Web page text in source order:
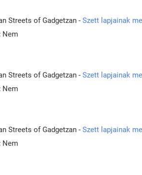
Streets of Gadgetzan - Szett lapjainak
Nem
Streets of Gadgetzan - Szett lapjainak
Nem
Streets of Gadgetzan - Szett lapjainak
Nem